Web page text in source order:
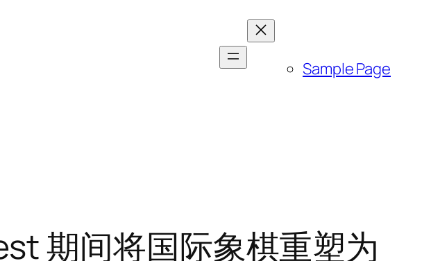
Sample Page
期间将国际象棋重塑为